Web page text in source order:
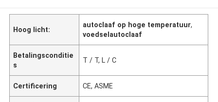
Hoog licht:
autoclaaf op hoge temperatuur,
voedselautoclaaf
Betalingsconditie
s
T / T, L / C
Certificering CE, ASME